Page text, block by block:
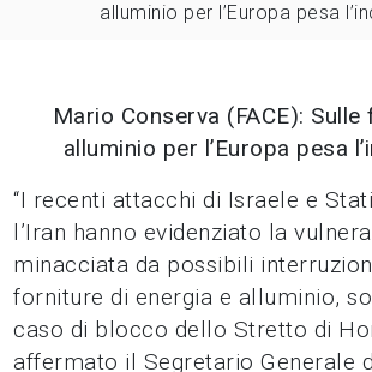
alluminio per l’Europa pesa
Mario Conserva (FACE):
alluminio per l’Europa pesa
“I recenti attacchi di Israele e
l’Iran hanno evidenziato la
minacciata da possibili
forniture di energia e alluminio,
caso di blocco dello Stretto di
affermato il Segretario Generale